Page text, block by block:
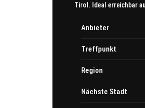
Tirol. Ideal erreichbar
Anbieter
Treffpunkt
Region
Nächste Stadt